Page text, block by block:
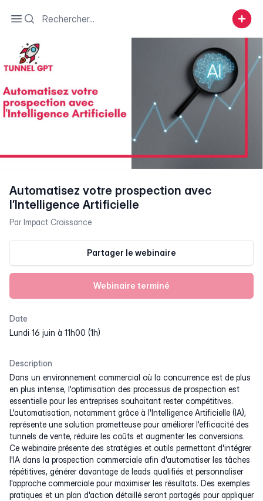
Open sidebar
Search
Automatisez votre prospection avec
l’Intelligence Artificielle
ParImpact Croissance
Partager le webinaire
Webinaire terminé
Date
lundi 16 juin à 11h00 (1h)
Description
Dans un environnement commercial où la concurrence est de plus
en plus intense, l'optimisation des processus de prospection est
essentielle pour les entreprises souhaitant rester compétitives.
L'automatisation, notamment grâce à l'Intelligence Artificielle (IA),
représente une solution prometteuse pour améliorer l'efficacité des
tunnels de vente, réduire les coûts et augmenter les conversions.
Ce webinaire présente des stratégies et outils permettant d'intégrer
l'IA dans la prospection commerciale afin d'automatiser les tâches
répétitives, générer davantage de leads qualifiés et personnaliser
l'approche commerciale pour maximiser les résultats. Des exemples
pratiques et un plan d'action détaillé seront partagés pour appliquer